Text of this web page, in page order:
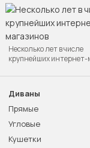
Несколько лет в числе
крупнейших
Диваны
Прямые
Угловые
Кушетки